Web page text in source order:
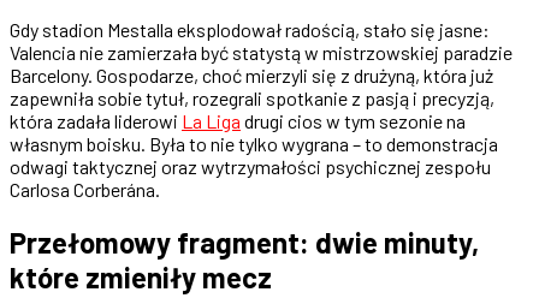
Gdy stadion Mestalla eksplodował radością, stało się jasne:
Valencia nie zamierzała być statystą w mistrzowskiej paradzie
Barcelony. Gospodarze, choć mierzyli się z drużyną, która już
zapewniła sobie tytuł, rozegrali spotkanie z pasją i precyzją,
która zadała liderowi La Liga drugi cios w tym sezonie na
własnym boisku. Była to nie tylko wygrana – to demonstracja
odwagi taktycznej oraz wytrzymałości psychicznej zespołu
Carlosa Corberána.
Przełomowy fragment: dwie minuty,
które zmieniły mecz